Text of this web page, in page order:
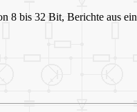
8 bis 32 Bit, Berichte aus